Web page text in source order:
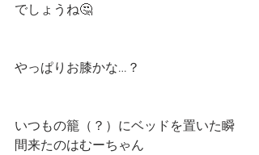
でしょうね🤔
やっぱりお膝かな…？
いつもの籠（？）にベッドを置いた瞬
間来たのはむーちゃん